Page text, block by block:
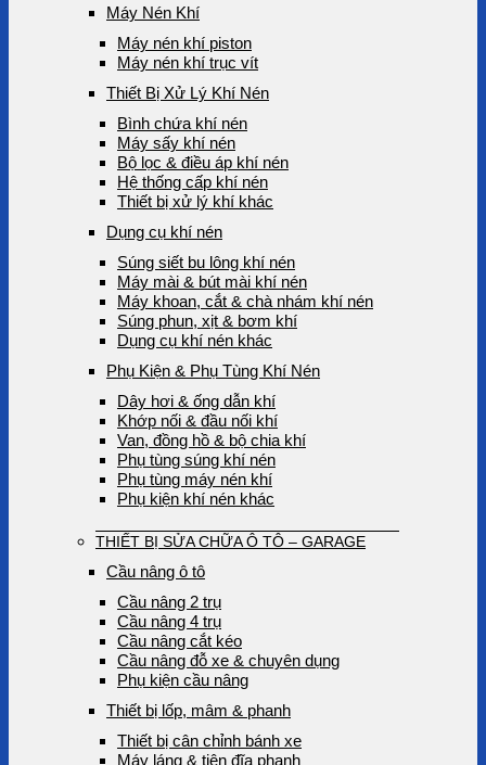
Máy Nén Khí
Máy nén khí piston
Máy nén khí trục vít
Thiết Bị Xử Lý Khí Nén
Bình chứa khí nén
Máy sấy khí nén
Bộ lọc & điều áp khí nén
Hệ thống cấp khí nén
Thiết bị xử lý khí khác
Dụng cụ khí nén
Súng siết bu lông khí nén
Máy mài & bút mài khí nén
Máy khoan, cắt & chà nhám khí nén
Súng phun, xịt & bơm khí
Dụng cụ khí nén khác
Phụ Kiện & Phụ Tùng Khí Nén
Dây hơi & ống dẫn khí
Khớp nối & đầu nối khí
Van, đồng hồ & bộ chia khí
Phụ tùng súng khí nén
Phụ tùng máy nén khí
Phụ kiện khí nén khác
THIẾT BỊ SỬA CHỮA Ô TÔ – GARAGE
Cầu nâng ô tô
Cầu nâng 2 trụ
Cầu nâng 4 trụ
Cầu nâng cắt kéo
Cầu nâng đỗ xe & chuyên dụng
Phụ kiện cầu nâng
Thiết bị lốp, mâm & phanh
Thiết bị cân chỉnh bánh xe
Máy láng & tiện đĩa phanh